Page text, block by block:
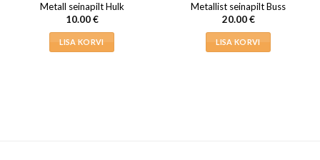
Metall seinapilt Hulk
10.00€
LISA KORVI
Metallist seinapilt Buss
20.00€
LISA KORVI